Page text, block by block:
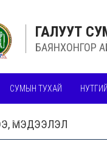
ГАЛУУТ
БАЯНХОНГОР
СУМЫН ТУХАЙ
ДАНС
МЭДЭЭЛЭЛ